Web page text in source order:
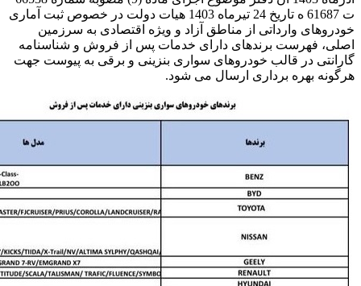
ت 61687 ه تاریخ 24 تیرماه 1403 هیات دولت در خصوص ثبت آماری
خودروهای وارداتی از مناطق آزاد و ویژه اقتصادی به سرزمین
اصلی، فهرست برندهای دارای خدمات پس از فروش و شناسنامه
گارانتی در قالب خودروهای سواری بنزینی و برقی به پیوست جهت
هرگونه بهره برداری ارسال می شود.